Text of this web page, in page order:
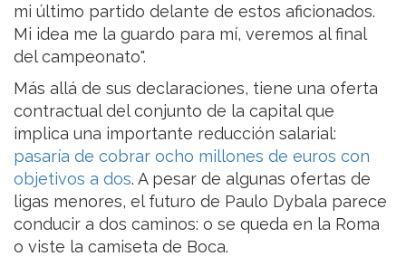
mi último partido delante de estos aficionados.
Mi idea me la guardo para mí, veremos al final
del campeonato".
Más allá de sus declaraciones, tiene una oferta
contractual del conjunto de la capital que
implica una importante reducción salarial:
pasaría de cobrar ocho millones de euros con
objetivos a dos. A pesar de algunas ofertas de
ligas menores, el futuro de Paulo Dybala parece
conducir a dos caminos: o se queda en la Roma
o viste la camiseta de Boca.